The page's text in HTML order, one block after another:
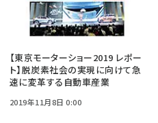
【東京モーターショー2019 レポー
ト】脱炭素社会の実現に向けて急
速に変革する自動車産業
2019年11月8日 0:00